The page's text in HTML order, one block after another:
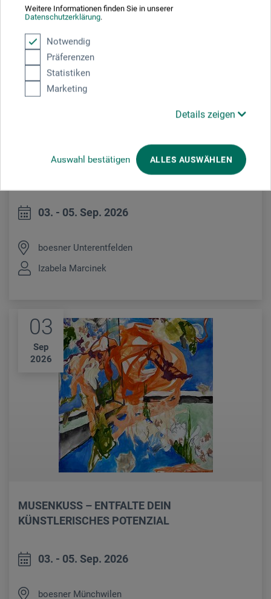
Weitere Informationen finden Sie in unserer
Datenschutzerklärung.
Notwendig
Präferenzen
Statistiken
Marketing
Details zeigen
Auswahl bestätigen ALLES AUSWÄHLEN
2026
LEUCHTENDE ALPEN IN PASTELL
03. - 05. Sep. 2026
boesner Unterentfelden
Izabela Marcinek
03
Sep
2026
MUSENKUSS – ENTFALTE DEIN
KÜNSTLERISCHES POTENZIAL
03. - 05. Sep. 2026
boesner Münchwilen